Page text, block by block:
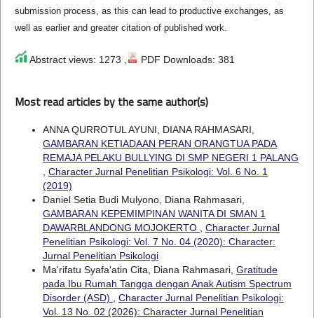
submission process, as this can lead to productive exchanges, as
well as earlier and greater citation of published work.
Abstract views: 1273 , PDF Downloads: 381
Most read articles by the same author(s)
ANNA QURROTUL AYUNI, DIANA RAHMASARI,
GAMBARAN KETIADAAN PERAN ORANGTUA PADA
REMAJA PELAKU BULLYING DI SMP NEGERI 1 PALANG
Character Jurnal Penelitian Psikologi: Vol. 6 No. 1
(2019)
Daniel Setia Budi Mulyono, Diana Rahmasari,
GAMBARAN KEPEMIMPINAN WANITA DI SMAN 1
DAWARBLANDONG MOJOKERTO
Character Jurnal
Penelitian Psikologi: Vol. 7 No. 04 (2020): Character:
Jurnal Penelitian Psikologi
Ma'rifatu Syafa'atin Cita, Diana Rahmasari, Gratitude
pada Ibu Rumah Tangga dengan Anak Autism Spectrum
Disorder (ASD)
Character Jurnal Penelitian Psikologi:
Vol. 13 No. 02 (2026): Character Jurnal Penelitian